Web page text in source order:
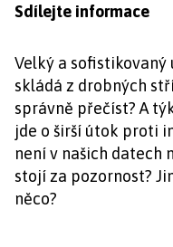
Sdílejte informace
Velký a sofistikovaný
skládá z drobných
správně přečíst? A
jde o širší útok proti
není v našich datech
stojí za pozornost?
něco?